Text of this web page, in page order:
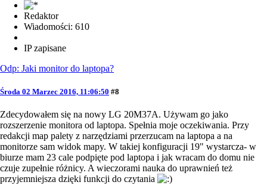
Redaktor
Wiadomości: 610
IP zapisane
Odp: Jaki monitor do laptopa?
Środa 02 Marzec 2016, 11:06:50 #8
Zdecydowałem się na nowy LG 20M37A. Używam go jako
rozszerzenie monitora od laptopa. Spełnia moje oczekiwania. Przy
redakcji map palety z narzędziami przerzucam na laptopa a na
monitorze sam widok mapy. W takiej konfiguracji 19" wystarcza- w
biurze mam 23 cale podpięte pod laptopa i jak wracam do domu nie
czuje zupełnie różnicy. A wieczorami nauka do uprawnień też
przyjemniejsza dzięki funkcji do czytania